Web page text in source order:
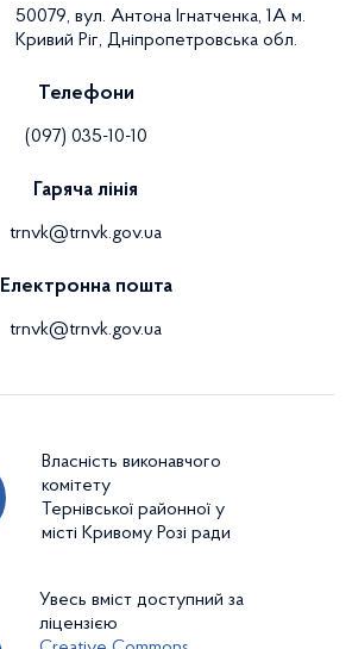
50079, вул. Антона Ігнатченка, 1А м.
Кривий Ріг, Дніпропетровська обл.
Телефони
(097) 035-10-10
Гаряча лінія
trnvk@trnvk.gov.ua
Електронна пошта
trnvk@trnvk.gov.ua
Власність виконавчого
комітету
Тернівської районної у
місті Кривому Розі ради
Увесь вміст доступний за
ліцензією